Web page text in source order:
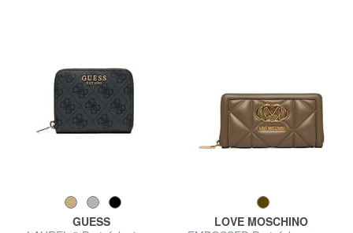
GUESS
LOVE MOSCHINO